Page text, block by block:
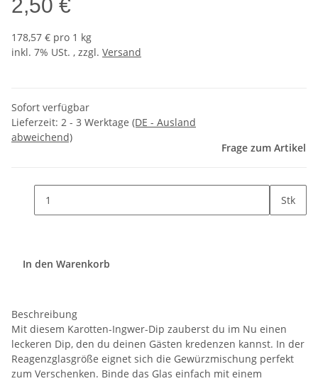
2,50 €
178,57 € pro 1 kg
inkl. 7% USt. , zzgl. Versand
Sofort verfügbar
Lieferzeit: 2 - 3 Werktage (DE - Ausland
abweichend)
Frage zum Artikel
Stk
In den Warenkorb
Beschreibung
Mit diesem Karotten-Ingwer-Dip zauberst du im Nu einen
leckeren Dip, den du deinen Gästen kredenzen kannst. In der
Reagenzglasgröße eignet sich die Gewürzmischung perfekt
zum Verschenken. Binde das Glas einfach mit einem